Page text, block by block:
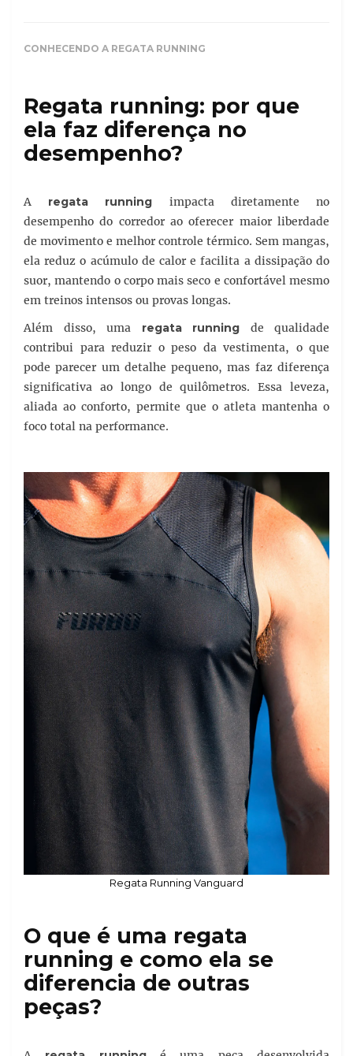
CONHECENDO A REGATA RUNNING
Regata running: por que
ela faz diferença no
desempenho?
A regata running impacta diretamente no
desempenho do corredor ao oferecer maior liberdade
de movimento e melhor controle térmico. Sem mangas,
ela reduz o acúmulo de calor e facilita a dissipação do
suor, mantendo o corpo mais seco e confortável mesmo
em treinos intensos ou provas longas.
Além disso, uma regata running de qualidade
contribui para reduzir o peso da vestimenta, o que
pode parecer um detalhe pequeno, mas faz diferença
significativa ao longo de quilômetros. Essa leveza,
aliada ao conforto, permite que o atleta mantenha o
foco total na performance.
Regata Running Vanguard
O que é uma regata
running e como ela se
diferencia de outras
peças?